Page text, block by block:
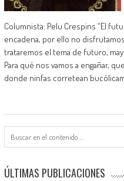
Columnista: Pelu Crespins “El
encadena, por ello no
trataremos el tema de futuro,
Para qué nos vamos a engañar,
donde ninfas corretean
ÚLTIMAS PUBLICACIONES